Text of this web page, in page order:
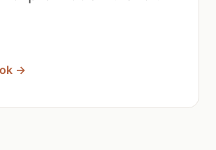
→